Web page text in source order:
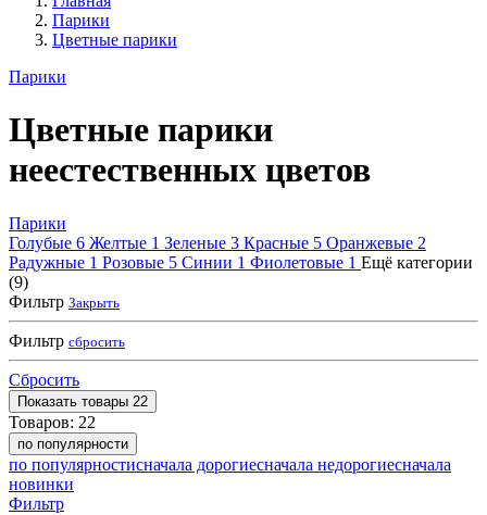
Парики
Цветные парики
Парики
Цветные парики
неестественных цветов
Парики
Голубые 6 Желтые 1 Зеленые 3 Красные 5 Оранжевые 2
Радужные 1 Розовые 5 Синии 1 Фиолетовые 1 Ещё категории
(9)
Фильтр Закрыть
Фильтр сбросить
Сбросить
Показать товары 22
Товаров: 22
по популярности
по популярностисначала дорогиесначала недорогиесначала
новинки
Фильтр